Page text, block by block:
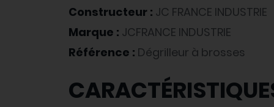
Constructeur : JC FRANCE INDUSTRIE
Marque : JCFRANCE INDUSTRIE
Référence : Dégrilleur à brosses